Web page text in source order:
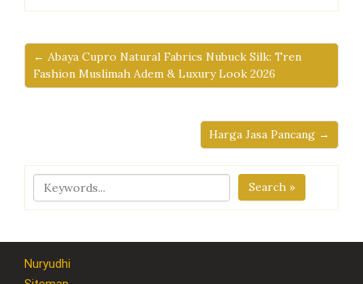
← Abaya Cupro Natural Fabrics Nubuck Silk: Tren
Fashion Muslimah Adem & Luxury Look 2026
Harga Jasa Pancang →
Search »
Nuryudhi